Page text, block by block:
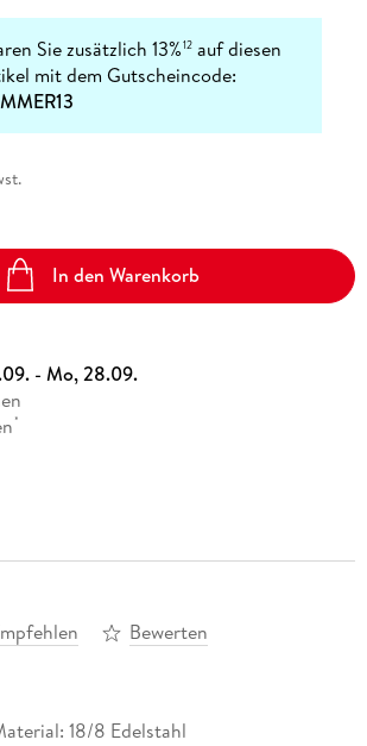
Sie zusätzlich 13%12 auf diesen
mit dem Gutscheincode:
In den Warenkorb
- Mo, 28.09.
*
Bewerten
18/8 Edelstahl